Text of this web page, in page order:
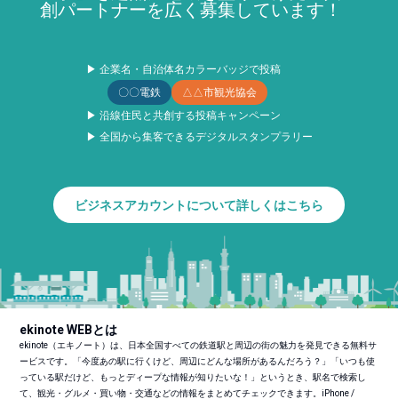
創パートナーを広く募集しています！
▶ 企業名・自治体名カラーバッジで投稿
〇〇電鉄
△△市観光協会
▶ 沿線住民と共創する投稿キャンペーン
▶ 全国から集客できるデジタルスタンプラリー
ビジネスアカウントについて詳しくはこちら
ekinote WEBとは
ekinote（エキノート）は、日本全国すべての鉄道駅と周辺の街の魅力を発見できる無料サ
ービスです。「今度あの駅に行くけど、周辺にどんな場所があるんだろう？」「いつも使
っている駅だけど、もっとディープな情報が知りたいな！」というとき、駅名で検索し
て、観光・グルメ・買い物・交通などの情報をまとめてチェックできます。iPhone /